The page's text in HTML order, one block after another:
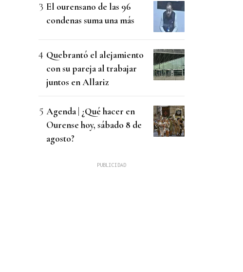
El ourensano de las 96
condenas suma una más
Quebrantó el alejamiento
con su pareja al trabajar
juntos en Allariz
Agenda | ¿Qué hacer en
Ourense hoy, sábado 8 de
agosto?